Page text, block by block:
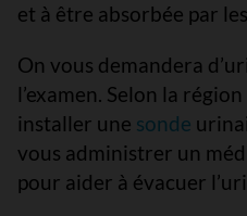
et à être absorbée par
On vous demandera
l’examen. Selon la
installer une sonde
vous administrer un
pour aider à évacuer